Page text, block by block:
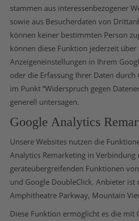
stammen aus interessenbezogener
sowie aus Besucherdaten von
können keiner bestimmten Person
können diese Funktion jederzeit über
Anzeigeneinstellungen in Ihrem
oder die Erfassung Ihrer Daten durch
im Punkt “Widerspruch gegen
generell untersagen.
Google Analytics
Unsere Websites nutzen die
Analytics Remarketing in Verbindung
geräteübergreifenden Funktionen
und Google DoubleClick. Anbieter ist
Amphitheatre Parkway, Mountain
Diese Funktion ermöglicht es die mit